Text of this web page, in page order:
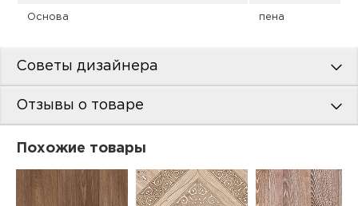
Основа пена
Советы дизайнера
Отзывы о товаре
Похожие товары